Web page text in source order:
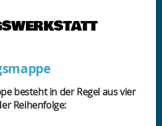
besteht in der Regel aus vier
Reihenfolge: